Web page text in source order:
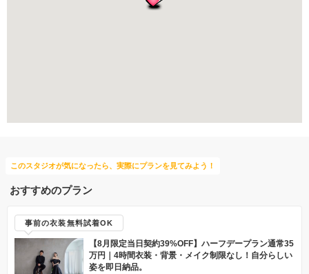
このスタジオが気になったら、実際にプランを見てみよう！
おすすめのプラン
事前の衣装無料試着OK
【8月限定当日契約39%OFF】ハーフデープラン通常35
万円｜4時間衣装・背景・メイク制限なし！自分らしい
姿を即日納品。